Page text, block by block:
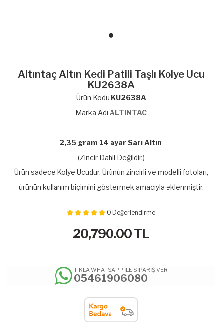
Altıntaç Altın Kedi Patili Taşlı Kolye Ucu
KU2638A
Ürün Kodu KU2638A
Marka Adı ALTINTAC
2,35 gram 14 ayar Sarı Altın
(Zincir Dahil Değildir.)
Ürün sadece Kolye Ucudur. Ürünün zincirli ve modelli fotoları,
ürünün kullanım biçimini göstermek amacıyla eklenmiştir.
0 Değerlendirme
20,790.00TL
TIKLA WHATSAPP İLE SİPARİŞ VER
05461906080